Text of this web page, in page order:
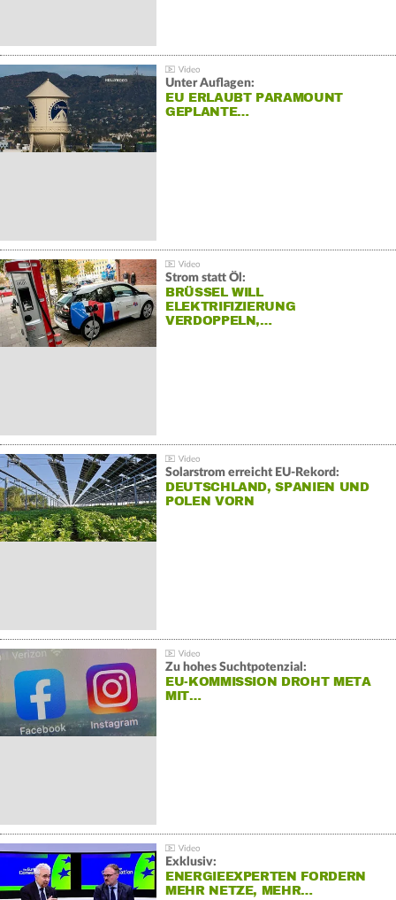
Unter Auflagen:
EU ERLAUBT PARAMOUNT
GEPLANTE…
Strom statt Öl:
BRÜSSEL WILL
ELEKTRIFIZIERUNG
VERDOPPELN,…
Solarstrom erreicht EU-Rekord:
DEUTSCHLAND, SPANIEN UND
POLEN VORN
Zu hohes Suchtpotenzial:
EU-KOMMISSION DROHT META
MIT…
Exklusiv:
ENERGIEEXPERTEN FORDERN
MEHR NETZE, MEHR…